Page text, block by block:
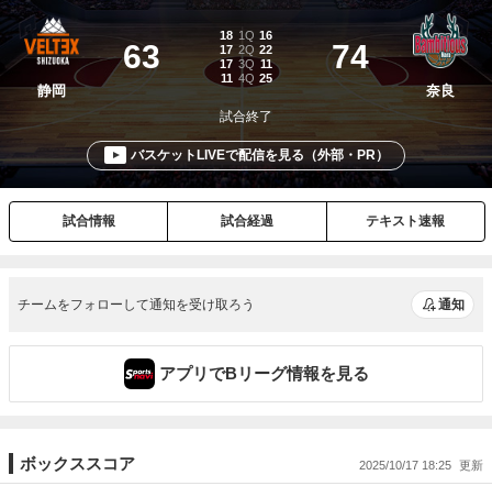
チームをフォローして通知を受け取ろう 通知
アプリでBリーグ情報を見る